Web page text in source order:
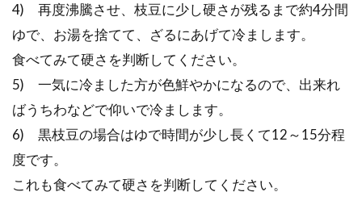
4) 再度沸騰させ、枝豆に少し硬さが残るまで約4分間
ゆで、お湯を捨てて、ざるにあげて冷まします。
食べてみて硬さを判断してください。
5) 一気に冷ました方が色鮮やかになるので、出来れ
ばうちわなどで仰いで冷まします。
6) 黒枝豆の場合はゆで時間が少し長くて12～15分程
度です。
これも食べてみて硬さを判断してください。